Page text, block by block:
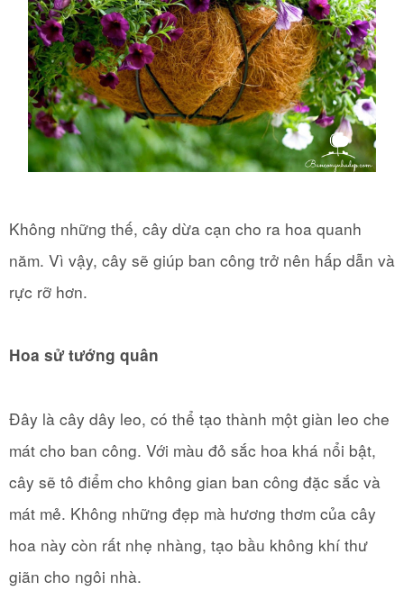
Không những thế, cây dừa cạn cho ra hoa quanh
năm. Vì vậy, cây sẽ giúp ban công trở nên hấp dẫn và
rực rỡ hơn.
Hoa sử tướng quân
Đây là cây dây leo, có thể tạo thành một giàn leo che
mát cho ban công. Với màu đỏ sắc hoa khá nổi bật,
cây sẽ tô điểm cho không gian ban công đặc sắc và
mát mẻ. Không những đẹp mà hương thơm của cây
hoa này còn rất nhẹ nhàng, tạo bầu không khí thư
giãn cho ngôi nhà.